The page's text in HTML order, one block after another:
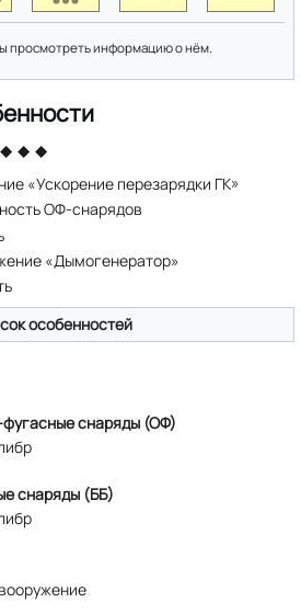
просмотреть информацию о нём.
«Ускорение перезарядки ГК»
ОФ-снарядов
«Дымогенератор»
особенностей
снаряды (ОФ)
снаряды (ББ)